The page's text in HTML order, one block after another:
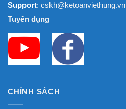
Support: cskh@ketoanviethung.vn
Tuyển dụng
CHÍNH SÁCH